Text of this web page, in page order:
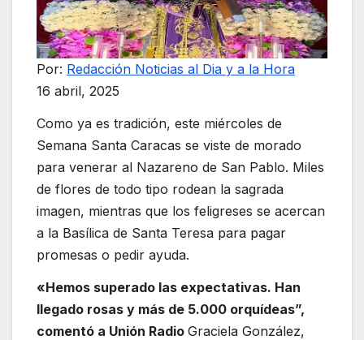
Por: Redacción Noticias al Dia y a la Hora
16 abril, 2025
Como ya es tradición, este miércoles de
Semana Santa Caracas se viste de morado
para venerar al Nazareno de San Pablo. Miles
de flores de todo tipo rodean la sagrada
imagen, mientras que los feligreses se acercan
a la Basílica de Santa Teresa para pagar
promesas o pedir ayuda.
«Hemos superado las expectativas. Han
llegado rosas y más de 5.000 orquídeas”,
comentó a Unión Radio Graciela González,